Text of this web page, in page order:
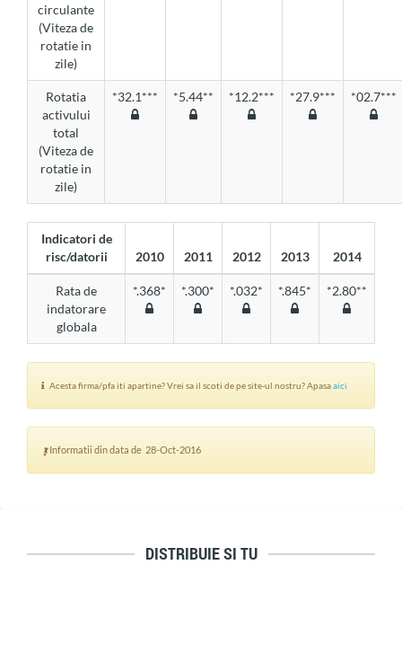
circulante
(Viteza de
rotatie in
zile)
Rotatia
activului
total
(Viteza de
rotatie in
zile)
*32.1*** *5.44** *12.2*** *27.9*** *02.7***
Indicatori de
risc/datorii
2010 2011 2012 2013 2014
Rata de
indatorare
globala
*.368* *.300* *.032* *.845* *2.80**
Acesta firma/pfa iti apartine? Vrei sa il scoti de pe site-ul nostru? Apasaaici
Informatii din data de 28-Oct-2016
DISTRIBUIE SI TU